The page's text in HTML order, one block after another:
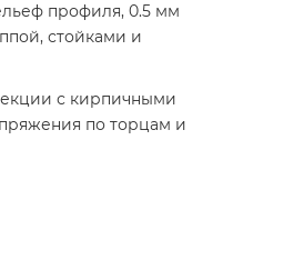
профиля, 0.5 мм
стойками и
с кирпичными
по торцам и